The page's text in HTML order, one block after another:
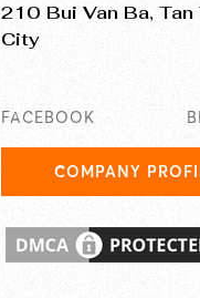
210 Bui Van Ba, Tan
City
FACEBOOK
COMPANY